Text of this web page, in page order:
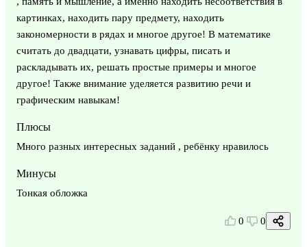
картинках, находить пару предмету, находить
закономерности в рядах и многое другое! В математике
считать до двадцати, узнавать цифры, писать и
раскладывать их, решать простые примеры и многое
другое! Также внимание уделяется развитию речи и
графическим навыкам!
Плюсы
Много разных интересных заданий , ребёнку нравилось
Минусы
Тонкая обложка
0 0